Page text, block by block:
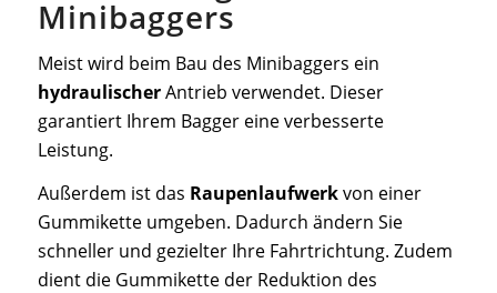
Minibaggers
Meist wird beim Bau des Minibaggers ein
hydraulischerAntrieb verwendet. Dieser
garantiert Ihrem Bagger eine verbesserte
Leistung.
Außerdem ist das Raupenlaufwerkvon einer
Gummikette umgeben. Dadurch ändern Sie
schneller und gezielter Ihre Fahrtrichtung. Zudem
dient die Gummikette der Reduktion des